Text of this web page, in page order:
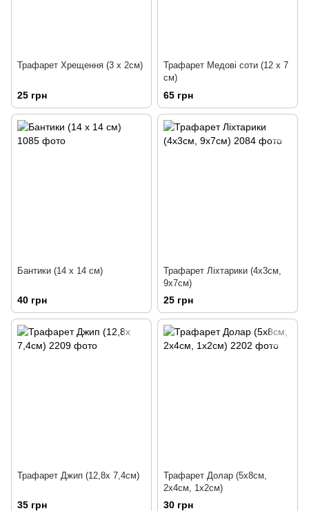
Трафарет Хрещення (3 х 2см)
25 грн
Трафарет Медові соти (12 х 7
см)
65 грн
Бантики (14 х 14 см)
40 грн
Трафарет Ліхтарики (4х3см,
9х7см)
25 грн
Трафарет Джип (12,8х 7,4см)
35 грн
Трафарет Долар (5х8см,
2х4см, 1х2см)
30 грн